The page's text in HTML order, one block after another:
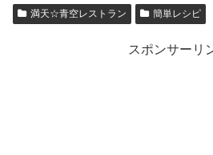
満天☆青空レストラン 簡単レシピ
スポンサーリ